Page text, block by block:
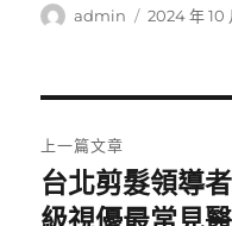
作
admin
發
2024 年 10
章
上一篇文章
上
一
台北剪髮領導